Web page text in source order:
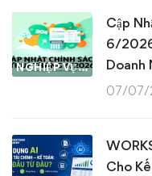
NGHIỆP VỤ KẾ TOÁN & THUẾ
Cập
6/
Doanh
07/07/
Cho